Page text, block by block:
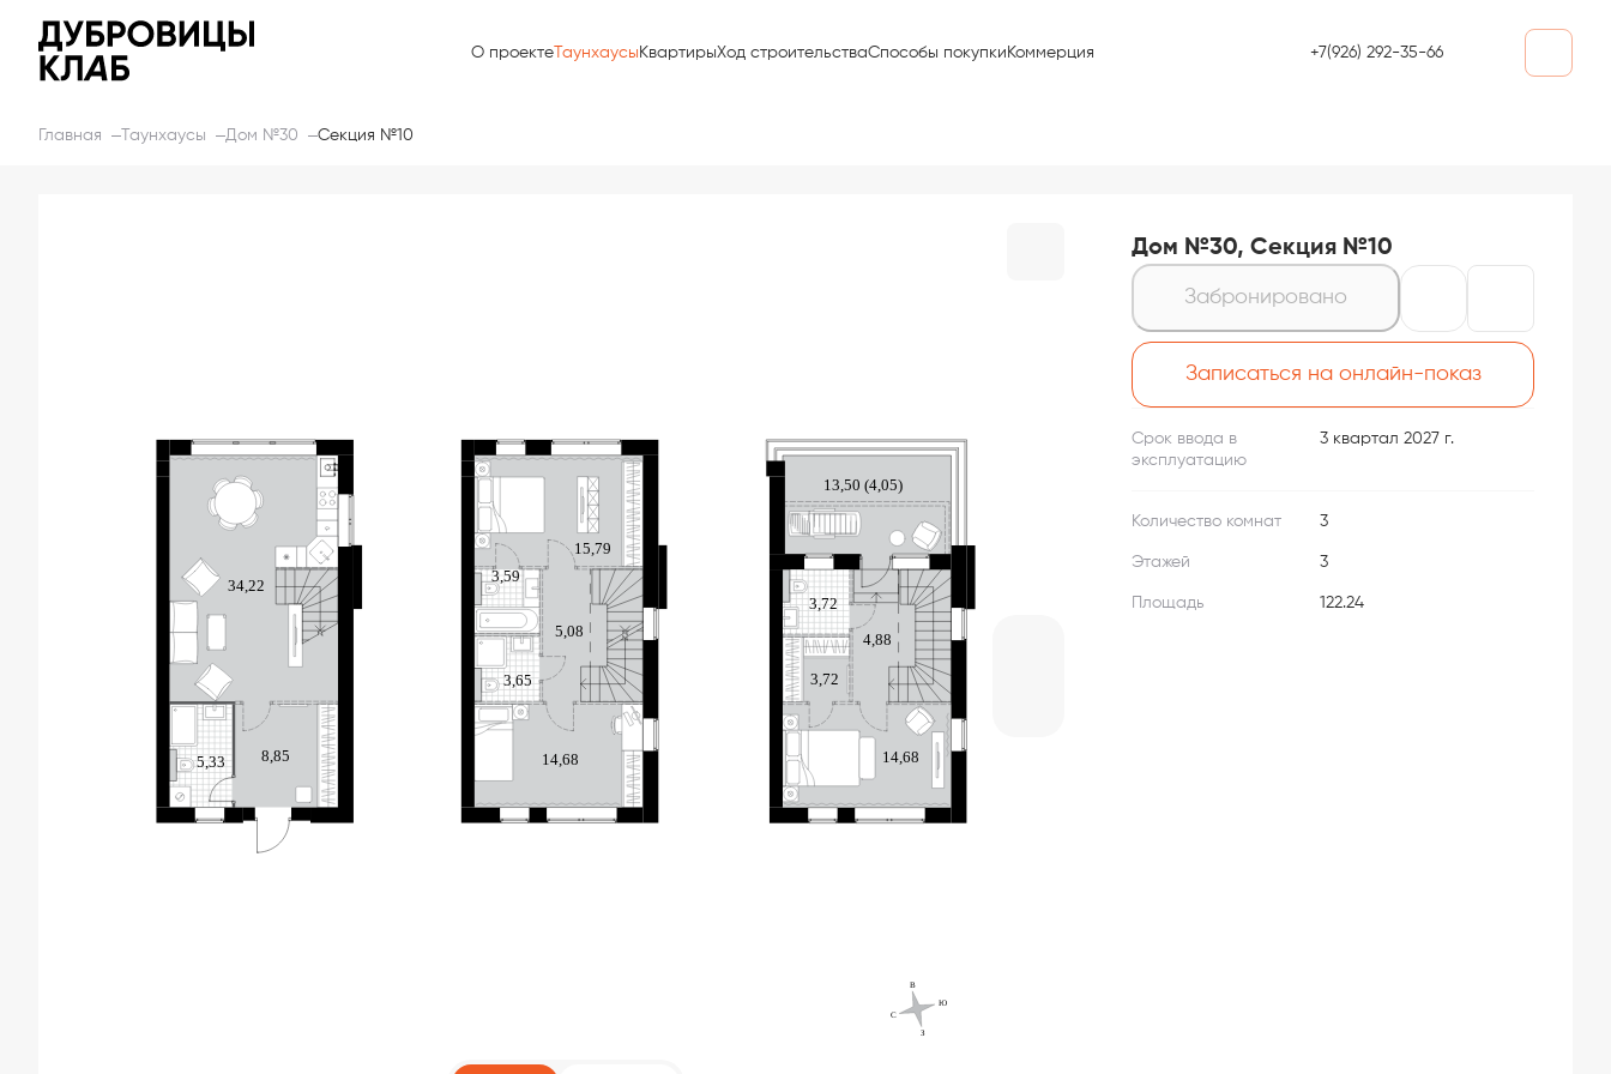
О проектеТаунхаусы КвартирыХод строительстваСпособы покупки Коммерция +7(926) 292-35-66
Главная Таунхаусы Дом №30 Секция №10
Дом №30, Секция №10
Забронировано
Записаться на онлайн-показ
Срок ввода в
эксплуатацию
3 квартал 2027 г.
Количество комнат 3
Этажей 3
Площадь 122.24